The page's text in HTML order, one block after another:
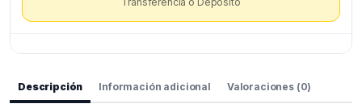
Descripción Información adicional Valoraciones (0)